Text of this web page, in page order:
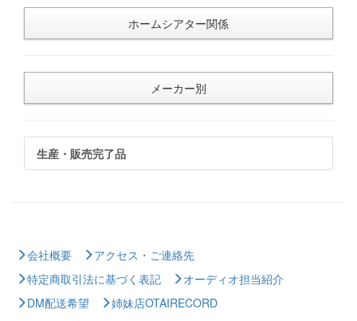
ホームシアター関係
メーカー別
生産・販売完了品
会社概要
アクセス・ご連絡先
特定商取引法に基づく表記
オーディオ担当紹介
DM配送希望
姉妹店OTAIRECORD